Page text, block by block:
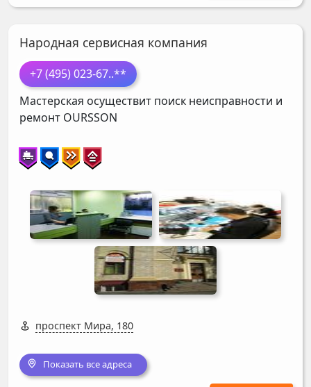
Народная cервисная компания
+7 (495) 023-67..**
Мастерская осуществит поиск неисправности и
ремонт OURSSON
проспект Мира, 180
Показать все адреса